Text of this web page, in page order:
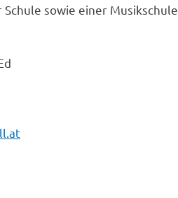
sowie einer Musikschule.